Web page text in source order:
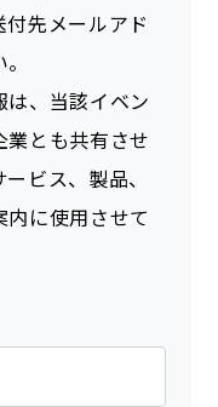
先メールアド
は、当該イベン
業とも共有させ
ビス、製品、
に使用させて